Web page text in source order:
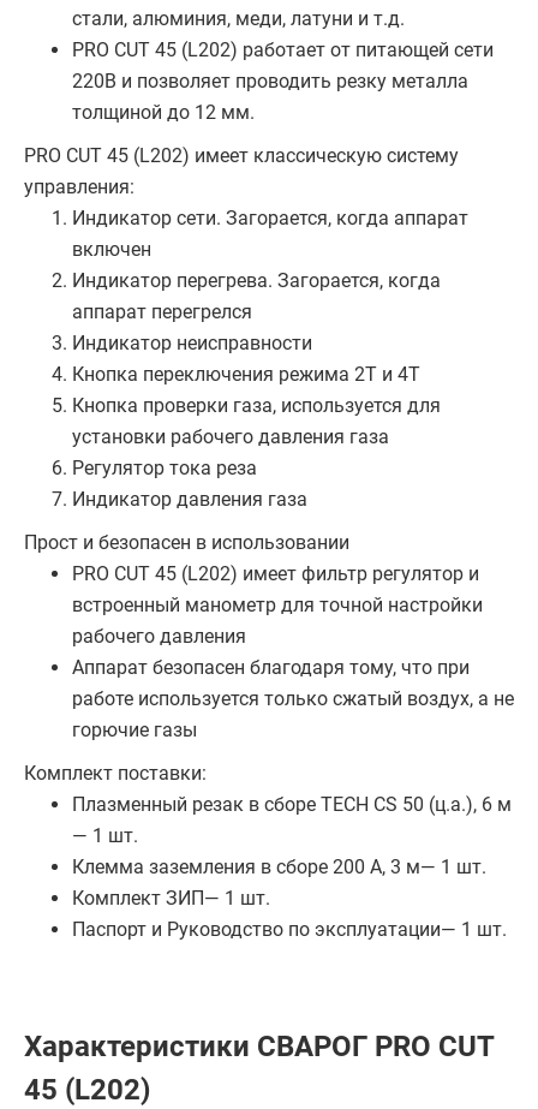
стали, алюминия, меди, латуни и т.д.
PRO CUT 45 (L202) работает от питающей сети
220В и позволяет проводить резку металла
толщиной до 12 мм.
PRO CUT 45 (L202) имеет классическую систему
управления:
Индикатор сети. Загорается, когда аппарат
включен
Индикатор перегрева. Загорается, когда
аппарат перегрелся
Индикатор неисправности
Кнопка переключения режима 2T и 4T
Кнопка проверки газа, используется для
установки рабочего давления газа
Регулятор тока реза
Индикатор давления газа
Прост и безопасен в использовании
PRO CUT 45 (L202) имеет фильтр регулятор и
встроенный манометр для точной настройки
рабочего давления
Аппарат безопасен благодаря тому, что при
работе используется только сжатый воздух, а не
горючие газы
Комплект поставки:
Плазменный резак в сборе TECH CS 50 (ц.а.), 6 м
— 1 шт.
Клемма заземления в сборе 200 А, 3 м— 1 шт.
Комплект ЗИП— 1 шт.
Паспорт и Руководство по эксплуатации— 1 шт.
Характеристики СВАРОГ PRO CUT
45 (L202)